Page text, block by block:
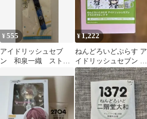
¥555
アイドリッシュセブ
ン 和泉一織 ストラ
¥1,222
ねんどろいどぷらす ア
イドリッシュセブン グ
ラスマグカップ 千